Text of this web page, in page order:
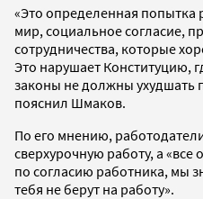
«Это определенная попытка
мир, социальное согласие,
сотрудничества, которые
Это нарушает Конституцию,
законы не должны ухудшать
пояснил Шмаков.
По его мнению,
сверхурочную работу, а «все
по согласию работника, мы
тебя не берут на работу».